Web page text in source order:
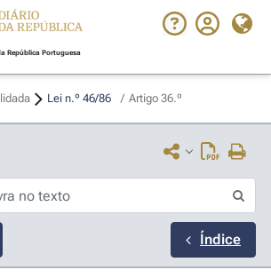
República Portuguesa
Lei n.º 46/86 / Artigo 36.º
Índice